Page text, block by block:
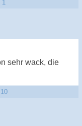
1
sehr wack, die